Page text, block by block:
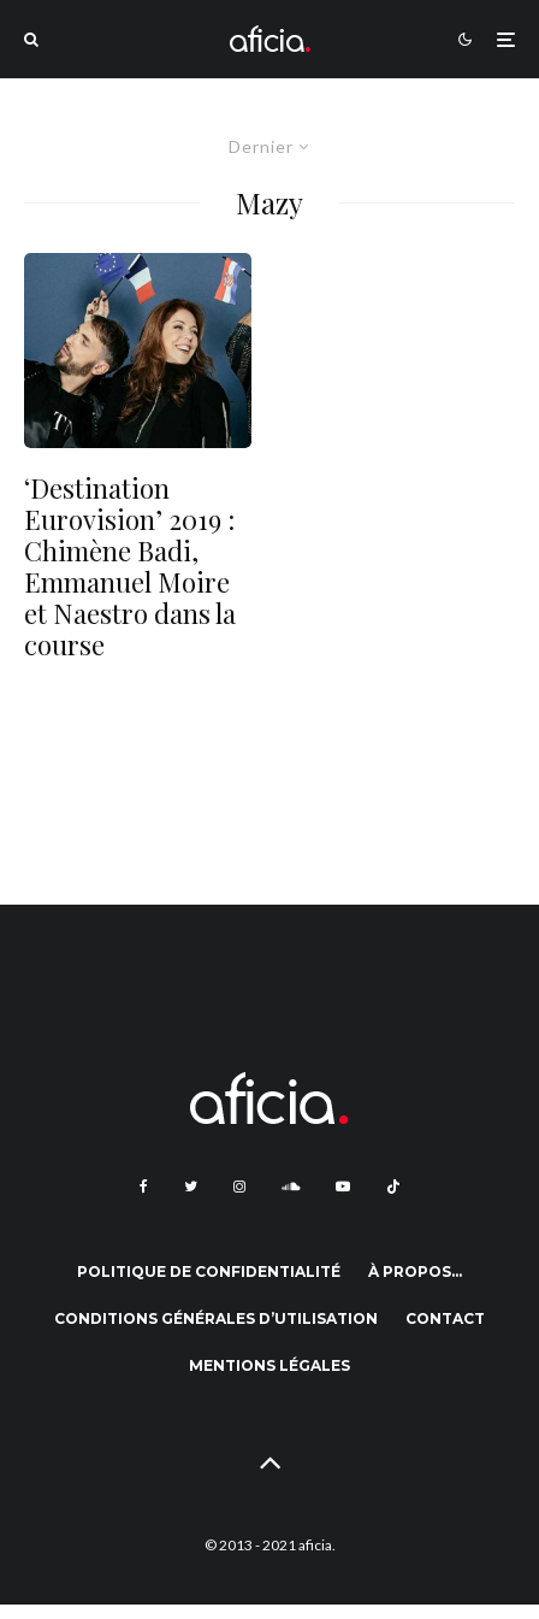
Dernier
Mazy
‘Destination
Eurovision’ 2019 :
Chimène Badi,
Emmanuel Moire
et Naestro dans la
course
POLITIQUE DE CONFIDENTIALITÉ À PROPOS…
CONDITIONS GÉNÉRALES D’UTILISATION CONTACT
MENTIONS LÉGALES
© 2013 - 2021 aficia.